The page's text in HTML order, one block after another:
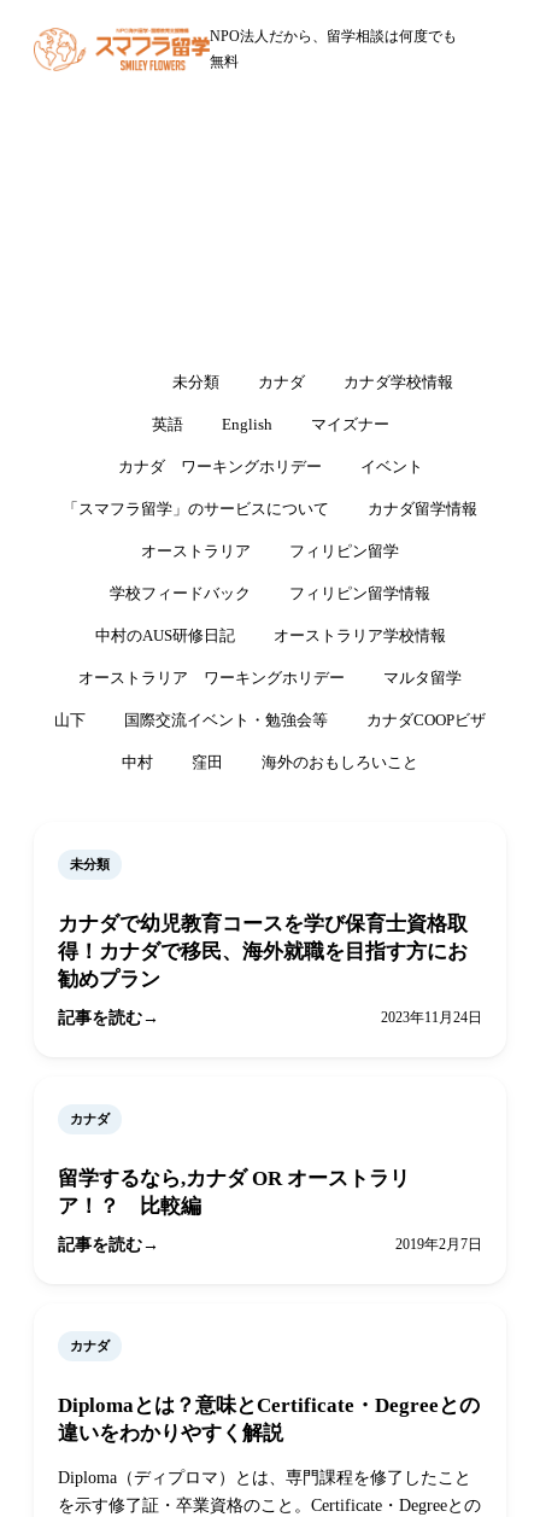
NPO法人だから、留学相談は何度でも
無料
未分類 カナダ カナダ学校情報
英語 English マイズナー
カナダ ワーキングホリデー イベント
「スマフラ留学」のサービスについて カナダ留学情報
オーストラリア フィリピン留学
学校フィードバック フィリピン留学情報
中村のAUS研修日記 オーストラリア学校情報
オーストラリア ワーキングホリデー マルタ留学
山下 国際交流イベント・勉強会等 カナダCOOPビザ
中村 窪田 海外のおもしろいこと
未分類
カナダで幼児教育コースを学び保育士資格取
得！カナダで移民、海外就職を目指す方にお
勧めプラン
記事を読む 2023年11月24日
カナダ
留学するなら,カナダ OR オーストラリ
ア！？ 比較編
記事を読む 2019年2月7日
カナダ
Diplomaとは？意味とCertificate・Degreeとの
違いをわかりやすく解説
Diploma（ディプロマ）とは、専門課程を修了したこと
を示す修了証・卒業資格のこと。Certificate・Degreeとの